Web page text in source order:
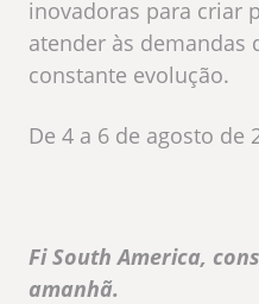
inovadoras para criar
atender às demandas
constante evolução.
De 4 a 6 de agosto de
Fi South America,
amanhã.